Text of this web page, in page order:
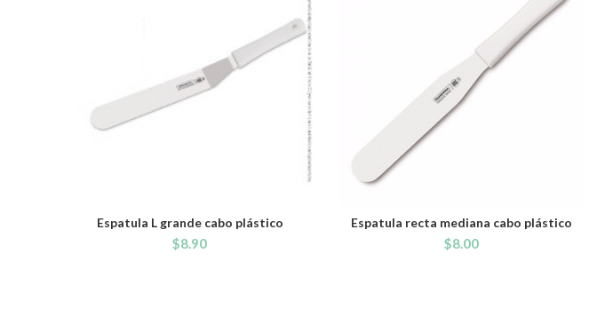
ADD TO CART
Espatula L grande cabo plástico
$8.90
ADD TO CART
Espatula recta mediana cabo plástico
$8.00